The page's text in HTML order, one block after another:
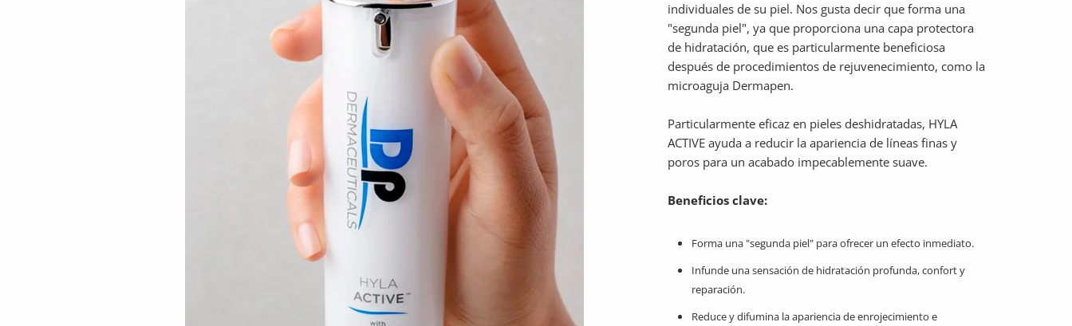
individuales de su piel. Nos gusta decir que forma una
"segunda piel", ya que proporciona una capa protectora
de hidratación, que es particularmente beneficiosa
después de procedimientos de rejuvenecimiento, como la
microaguja Dermapen.
Particularmente eficaz en pieles deshidratadas, HYLA
ACTIVE ayuda a reducir la apariencia de líneas finas y
poros para un acabado impecablemente suave.
Beneficios clave:
Forma una "segunda piel" para ofrecer un efecto inmediato.
Infunde una sensación de hidratación profunda, confort y
reparación.
Reduce y difumina la apariencia de enrojecimiento e